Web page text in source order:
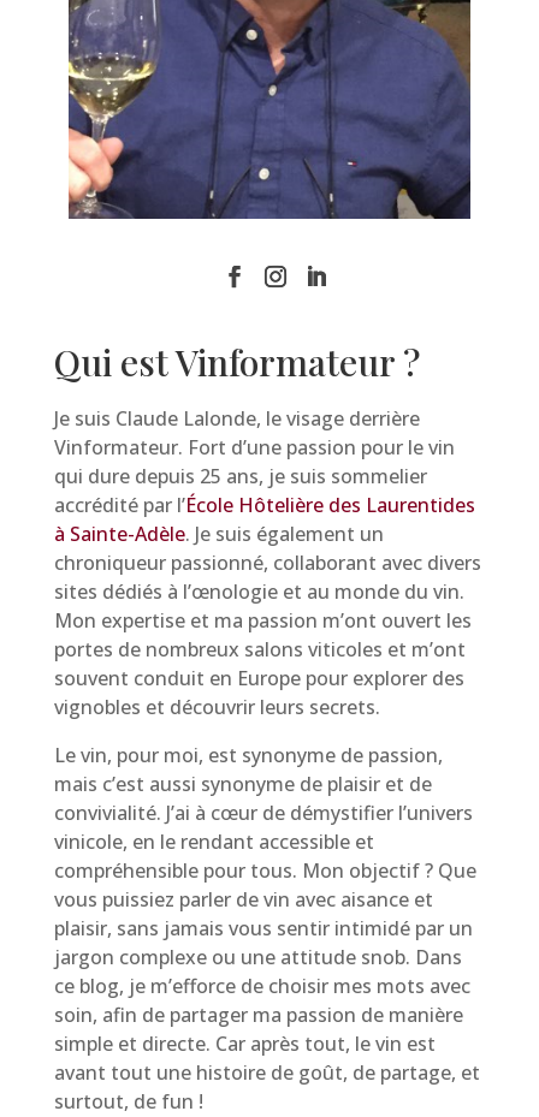
Qui est Vinformateur ?
Je suis Claude Lalonde, le visage derrière
Vinformateur. Fort d’une passion pour le vin
qui dure depuis 25 ans, je suis sommelier
accrédité par l’École Hôtelière des Laurentides
à Sainte-Adèle. Je suis également un
chroniqueur passionné, collaborant avec divers
sites dédiés à l’œnologie et au monde du vin.
Mon expertise et ma passion m’ont ouvert les
portes de nombreux salons viticoles et m’ont
souvent conduit en Europe pour explorer des
vignobles et découvrir leurs secrets.
Le vin, pour moi, est synonyme de passion,
mais c’est aussi synonyme de plaisir et de
convivialité. J’ai à cœur de démystifier l’univers
vinicole, en le rendant accessible et
compréhensible pour tous. Mon objectif ? Que
vous puissiez parler de vin avec aisance et
plaisir, sans jamais vous sentir intimidé par un
jargon complexe ou une attitude snob. Dans
ce blog, je m’efforce de choisir mes mots avec
soin, afin de partager ma passion de manière
simple et directe. Car après tout, le vin est
avant tout une histoire de goût, de partage, et
surtout, de fun !